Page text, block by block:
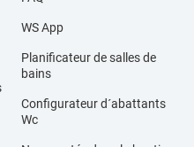
WS App
Planificateur de salles de
bains
Configurateur d´abattants
Wc